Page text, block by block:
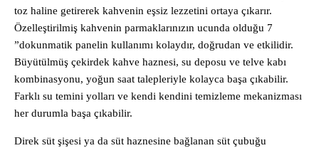
toz haline getirerek kahvenin eşsiz lezzetini ortaya çıkarır.
Özelleştirilmiş kahvenin parmaklarınızın ucunda olduğu 7
”dokunmatik panelin kullanımı kolaydır, doğrudan ve etkilidir.
Büyütülmüş çekirdek kahve haznesi, su deposu ve telve kabı
kombinasyonu, yoğun saat talepleriyle kolayca başa çıkabilir.
Farklı su temini yolları ve kendi kendini temizleme mekanizması
her durumla başa çıkabilir.
Direk süt şişesi ya da süt haznesine bağlanan süt çubuğu